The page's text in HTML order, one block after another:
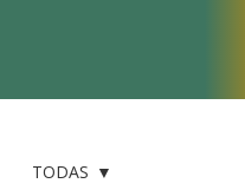
TODAS